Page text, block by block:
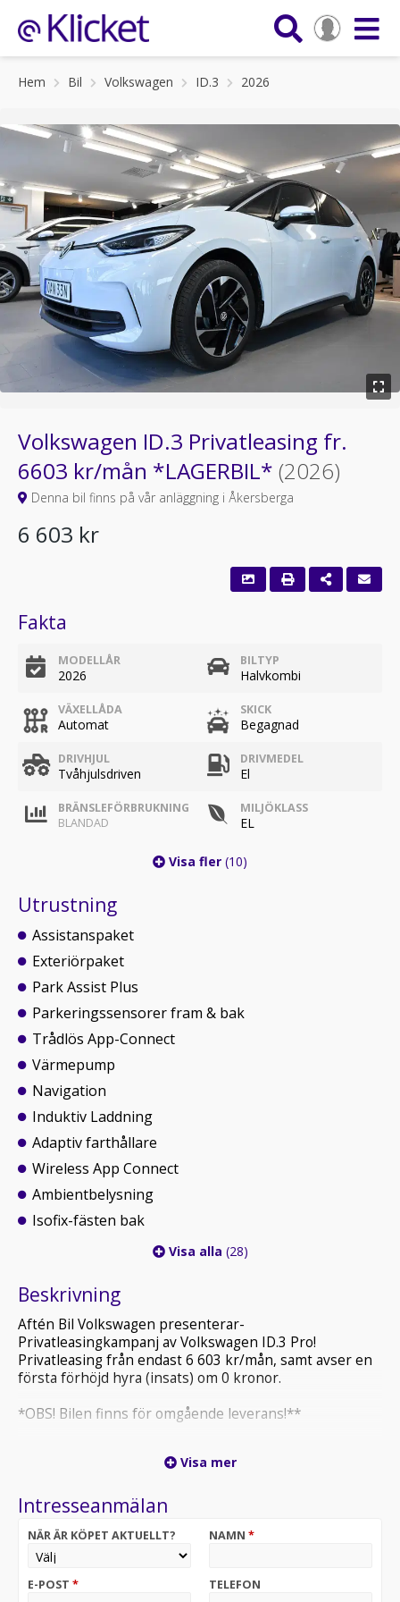
Hem Bil Volkswagen ID.3 2026
Volkswagen ID.3 Privatleasing fr.
6603 kr/mån *LAGERBIL* (2026)
Denna bil finns på vår anläggning i Åkersberga
6 603 kr
Fakta
MODELLÅR
2026
BILTYP
Halvkombi
VÄXELLÅDA
Automat
SKICK
Begagnad
DRIVHJUL
Tvåhjulsdriven
DRIVMEDEL
El
BRÄNSLEFÖRBRUKNING
BLANDAD
MILJÖKLASS
EL
Visa fler (10)
Utrustning
Assistanspaket
Exteriörpaket
Park Assist Plus
Parkeringssensorer fram & bak
Trådlös App-Connect
Värmepump
Navigation
Induktiv Laddning
Adaptiv farthållare
Wireless App Connect
Ambientbelysning
Isofix-fästen bak
Visa alla (28)
Beskrivning
Aftén Bil Volkswagen presenterar-
Privatleasingkampanj av Volkswagen ID.3 Pro!
Privatleasing från endast 6 603 kr/mån, samt avser en
första förhöjd hyra (insats) om 0 kronor.
*OBS! Bilen finns för omgående leverans!**
och tekniskt avancerade Nya Volkswagen ID.3. Med vårt
Volkswagen ID.3 till ett oslagbart pris från endast 3895
levererad till ett överkomligt pris.
revolutionerande körupplevelse. Med imponerande
Visa mer
Intresseanmälan
NÄR ÄR KÖPET AKTUELLT? NAMN *
E-POST * TELEFON